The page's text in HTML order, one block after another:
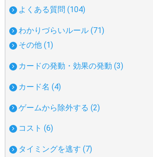
よくある質問 (104)
わかりづらいルール (71)
その他 (1)
カードの発動・効果の発動 (3)
カード名 (4)
ゲームから除外する (2)
コスト (6)
タイミングを逃す (7)